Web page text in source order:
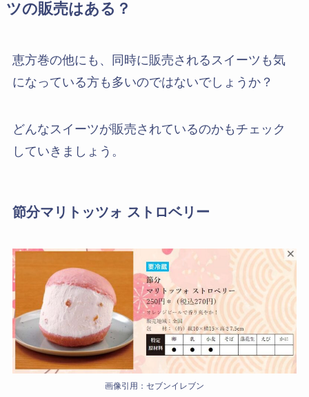
ツの販売はある？
恵方巻の他にも、同時に販売されるスイーツも気
になっている方も多いのではないでしょうか？
どんなスイーツが販売されているのかもチェック
していきましょう。
節分マリトッツォ ストロベリー
画像引用：セブンイレブン